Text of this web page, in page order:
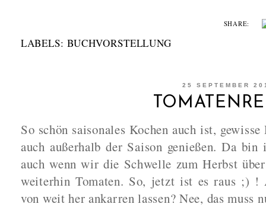
SHARE:
LABELS: BUCHVORSTELLUNG
25 SEPTEMBER
So schön saisonales Kochen auch ist,
auch außerhalb der Saison genießen. Da
auch wenn wir die Schwelle zum Herbst
weiterhin Tomaten. So, jetzt ist es raus ;) !
von weit her ankarren lassen? Nee, das